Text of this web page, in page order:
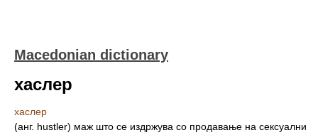
Macedonian dictionary
хаслер
хаслер
(анг. hustler) маж што се издржува со продавање на сексуални